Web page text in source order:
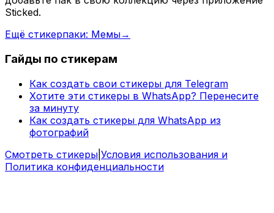
Sticked.
Ещё стикерпаки: Мемы→
Гайды по стикерам
Как создать свои стикеры для Telegram
Хотите эти стикеры в WhatsApp? Перенесите
за минуту
Как создать стикеры для WhatsApp из
фотографий
Смотреть стикеры Условия использования и
Политика конфиденциальности